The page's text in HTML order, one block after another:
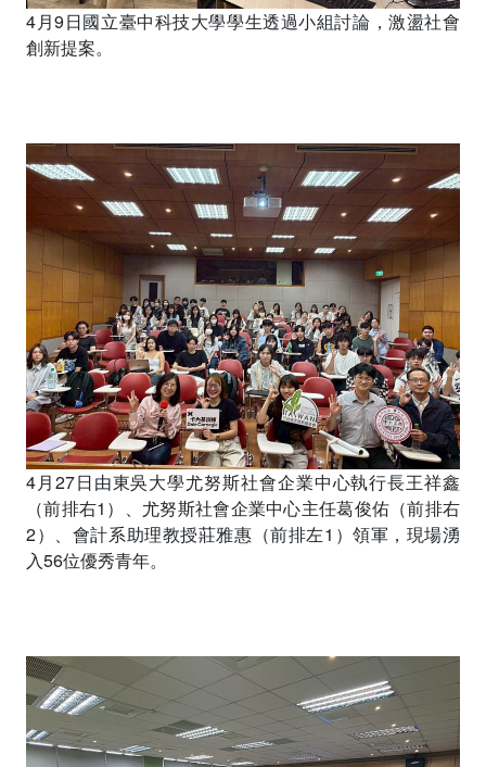
4月9日國立臺中科技大學學生透過小組討論，激盪社會
創新提案。
4月27日由東吳大學尤努斯社會企業中心執行長王祥鑫
（前排右1）、尤努斯社會企業中心主任葛俊佑（前排右
2）、會計系助理教授莊雅惠（前排左1）領軍，現場湧
入56位優秀青年。